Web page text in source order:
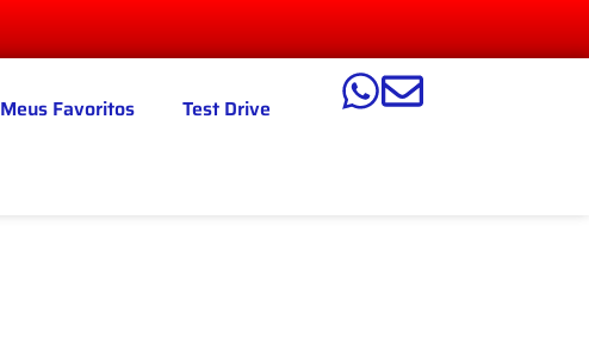
Meus Favoritos
Test Drive